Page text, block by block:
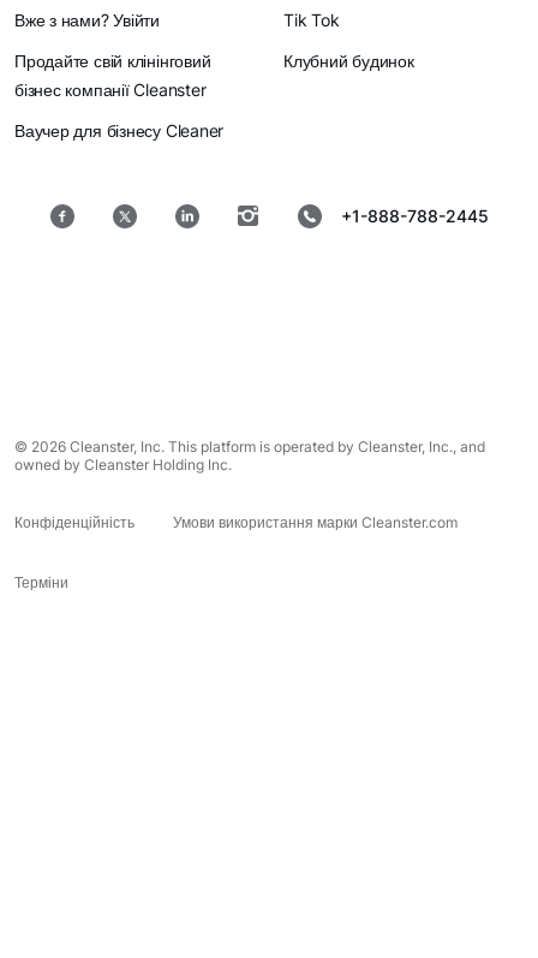
Вже з нами? Увійти
Продайте свій клінінговий
бізнес компанії Cleanster
Ваучер для бізнесу Cleaner
Tik Tok
Клубний будинок
+1-888-788-2445
© 2026 Cleanster, Inc. This platform is operated by Cleanster, Inc., and
owned by Cleanster Holding Inc.
Конфіденційність Умови використання марки Cleanster.com
Терміни